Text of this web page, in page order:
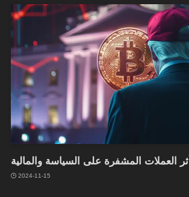
أثر العملات المشفرة على السياسة والمالية
2024-11-15